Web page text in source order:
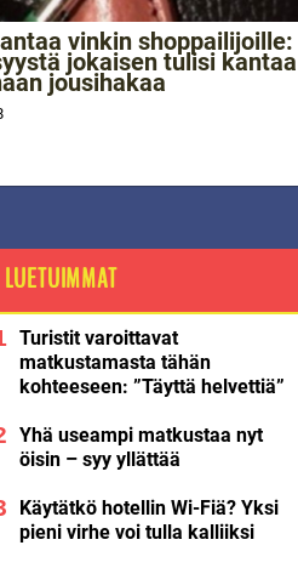
vinkin shoppailijoille:
jokaisen tulisi kantaa
jousihakaa
LUETUIMMAT
Turistit varoittavat
matkustamasta tähän
kohteeseen: ”Täyttä helvettiä”
Yhä useampi matkustaa nyt
öisin – syy yllättää
Käytätkö hotellin Wi-Fiä? Yksi
pieni virhe voi tulla kalliiksi